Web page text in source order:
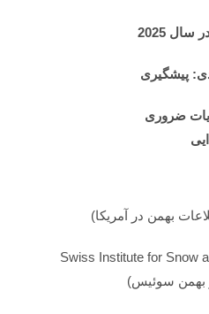
2025
پیشگیری
ضروری
بهمن در آمریکا)
Swiss Institute for Snow
بهمن سوئیس)